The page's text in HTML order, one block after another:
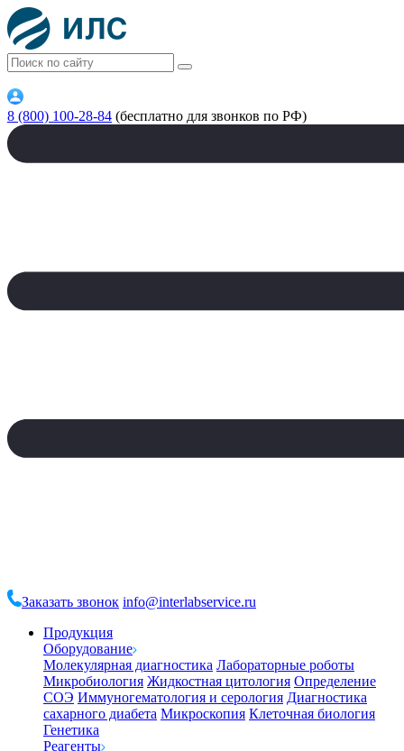
8 (800) 100-28-84 (бесплатно для звонков по РФ)
Заказать звонок info@interlabservice.ru
Продукция
Оборудование
Молекулярная диагностика Лабораторные роботы
Микробиология Жидкостная цитология Определение
СОЭ Иммуногематология и серология Диагностика
сахарного диабета Микроскопия Клеточная биология
Генетика
Реагенты